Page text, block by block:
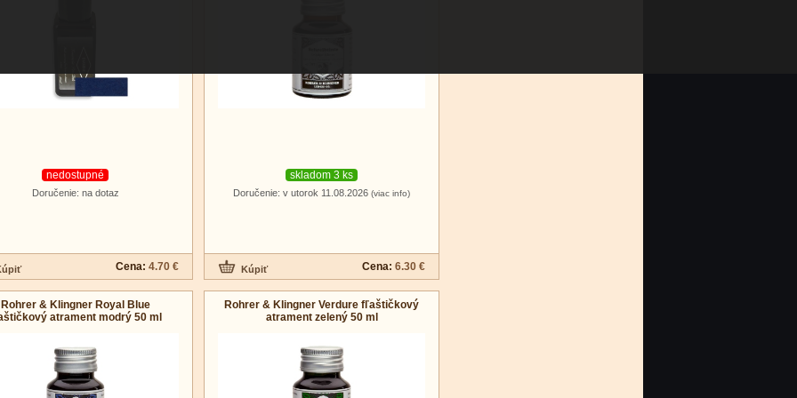
nedostupné
Doručenie: na dotaz
Cena: 4.70 €
skladom 3 ks
Doručenie: v utorok 11.08.2026 (viac info)
Cena: 6.30 €
Rohrer & Klingner Royal Blue
atrament modrý 50 ml
Rohrer & Klingner Verdure fľaštičkový
atrament zelený 50 ml